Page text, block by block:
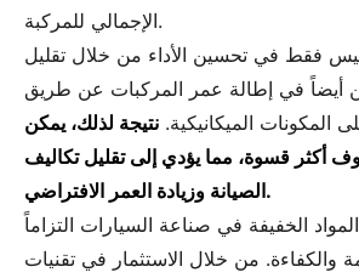
الإجمالي للمركبة.
فقط في تحسين الأداء من خلال تقليل
أيضاً في إطالة عمر المركبات عن طريق
المكونات الميكانيكية. نتيجة لذلك، يمكن
أكثر قسوة، مما يؤدي إلى تقليل تكاليف
الصيانة وزيادة العمر الافتراضي.
الخفيفة في صناعة السيارات التزاماً
والكفاءة. من خلال الاستثمار في تقنيات